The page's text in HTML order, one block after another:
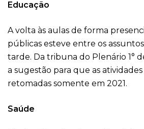
Educação
A volta às aulas de forma
públicas esteve entre os
tarde. Da tribuna do Plenário 1°
a sugestão para que as
retomadas somente em 2021.
Saúde